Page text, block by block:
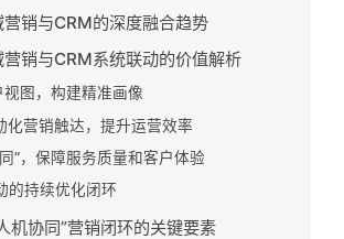
营销与CRM的深度融合趋势
销与CRM系统联动的价值解析
视图，构建精准画像
化营销触达，提升运营效率
”，保障服务质量和客户体验
的持续优化闭环
机协同”营销闭环的关键要素